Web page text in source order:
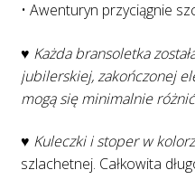
• Awenturyn przyciągnie
♥ Każda bransoletka
jubilerskiej, zakończonej
mogą się minimalnie
♥ Kuleczki i stoper w
szlachetnej. Całkowita